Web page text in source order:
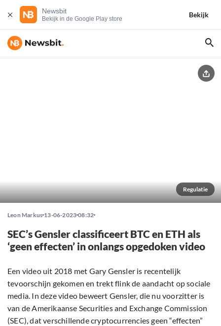
Newsbit
Bekijk in de Google Play store
Bekijk
Regulatie
Leon Markus 13-06-2023 08:32
SEC’s Gensler classificeert BTC en ETH als
‘geen effecten’ in onlangs opgedoken video
Een video uit 2018 met Gary Gensler is recentelijk
tevoorschijn gekomen en trekt flink de aandacht op sociale
media. In deze video beweert Gensler, die nu voorzitter is
van de Amerikaanse Securities and Exchange Commission
(SEC), dat verschillende cryptocurrencies geen “effecten”